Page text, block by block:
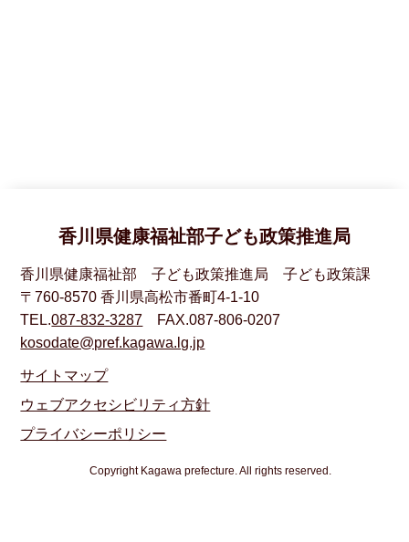
香川県健康福祉部子ども政策推進局
香川県健康福祉部 子ども政策推進局 子ども政策課
〒760-8570 香川県高松市番町4-1-10
TEL.087-832-3287 FAX.087-806-0207
kosodate@pref.kagawa.lg.jp
サイトマップ
ウェブアクセシビリティ方針
プライバシーポリシー
Copyright Kagawa prefecture. All rights reserved.